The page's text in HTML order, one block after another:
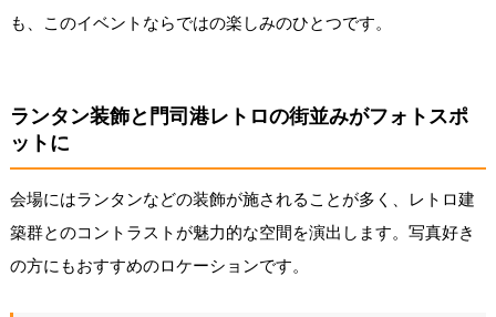
も、このイベントならではの楽しみのひとつです。
ランタン装飾と門司港レトロの街並みがフォトスポ
ットに
会場にはランタンなどの装飾が施されることが多く、レトロ建
築群とのコントラストが魅力的な空間を演出します。写真好き
の方にもおすすめのロケーションです。